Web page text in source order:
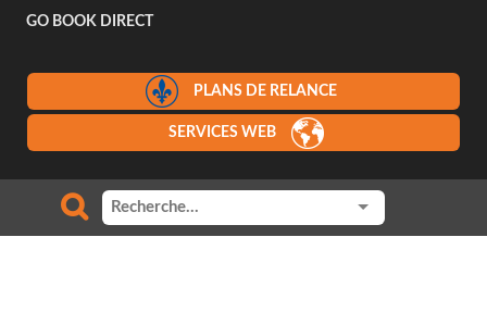
GO BOOK DIRECT
PLANS DE RELANCE
SERVICES WEB